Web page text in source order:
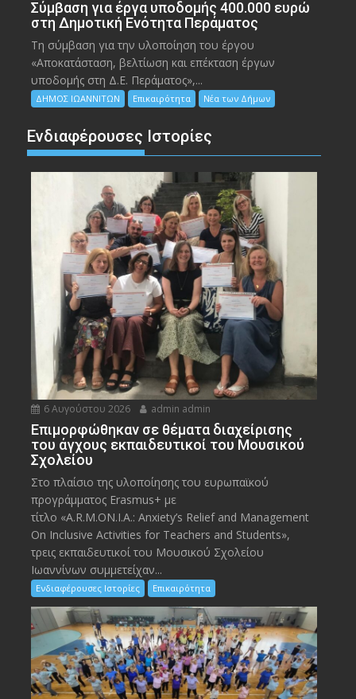
Σύμβαση για έργα υποδομής 400.000 ευρώ
στη Δημοτική Ενότητα Περάματος
Τη σύμβαση για την υλοποίηση του έργου
«Αποκατάσταση, βελτίωση και επέκταση έργων
υποδομής στη Δ.Ε. Περάματος»,...
ΔΗΜΟΣ ΙΩΑΝΝΙΤΩΝ Επικαιρότητα Νέα των Δήμων
Ενδιαφέρουσες Ιστορίες
6 Αυγούστου 2026 admin admin
Eπιμορφώθηκαν σε θέματα διαχείρισης
του άγχους εκπαιδευτικοί του Μουσικού
Σχολείου
Στο πλαίσιο της υλοποίησης του ευρωπαϊκού
προγράμματος Erasmus+ με
τίτλο «A.R.M.ON.I.A.: Anxiety’s Relief and Management
On Inclusive Activities for Teachers and Students»,
τρεις εκπαιδευτικοί του Μουσικού Σχολείου
Ιωαννίνων συμμετείχαν...
Ενδιαφέρουσες Ιστορίες Επικαιρότητα